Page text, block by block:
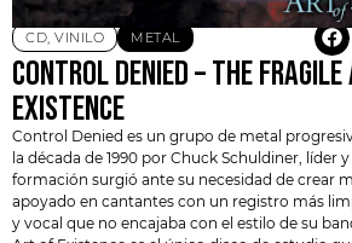
CD, VINILO METAL
CONTROL DENIED – THE
EXISTENCE
Control Denied es un grupo de metal
la década de 1990 por Chuck Schuldiner, líder
formación surgió ante su necesidad de crear
apoyado en cantantes con un registro más
y vocal que no encajaba con el estilo de su